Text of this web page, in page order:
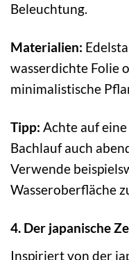
Beleuchtung.
Materialien:
wasserdichte Folie
minimalistische
Tipp: Achte auf
Bachlauf auch
Verwende
Wasseroberfläche
4. Der japanische
Inspiriert von der